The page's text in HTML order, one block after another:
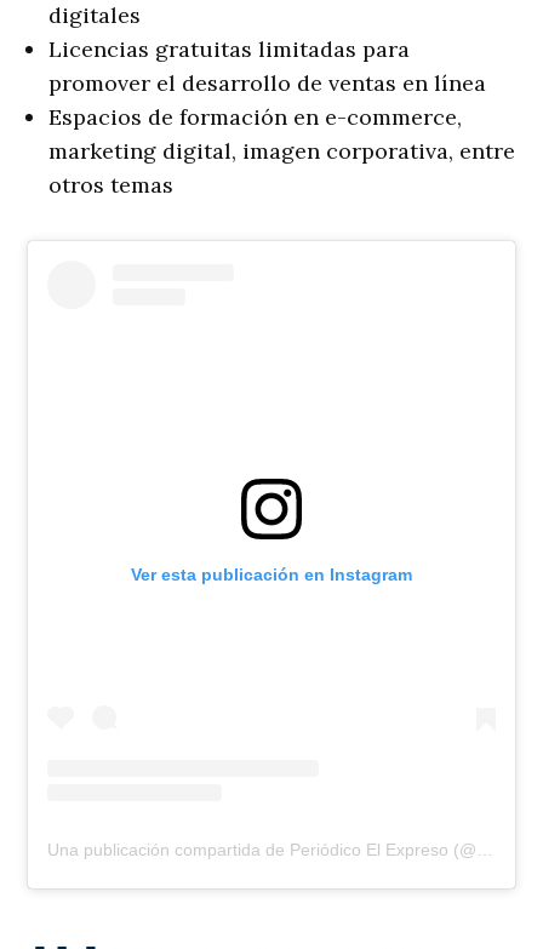
digitales
Licencias gratuitas limitadas para
promover el desarrollo de ventas en línea
Espacios de formación en e-commerce,
marketing digital, imagen corporativa, entre
otros temas
Ver esta publicación en Instagram